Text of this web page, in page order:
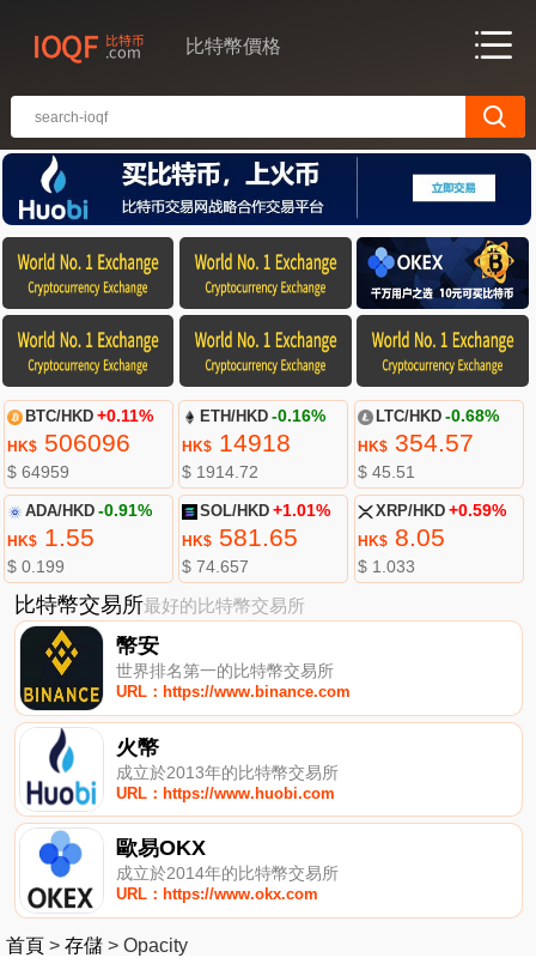
比特幣價格
BTC/HKD +0.11%
HK$506096
$ 64959
ETH/HKD -0.16%
HK$ 14918
$ 1914.72
LTC/HKD -0.68%
HK$354.57
$ 45.51
ADA/HKD -0.91%
HK$1.55
$ 0.199
SOL/HKD +1.01%
HK$ 581.65
$ 74.657
XRP/HKD +0.59%
HK$8.05
$ 1.033
比特幣交易所最好的比特幣交易所
幣安
世界排名第一的比特幣交易所
URL：https://www.binance.com
火幣
成立於2013年的比特幣交易所
URL：https://www.huobi.com
歐易OKX
成立於2014年的比特幣交易所
URL：https://www.okx.com
首頁 > 存儲 > Opacity